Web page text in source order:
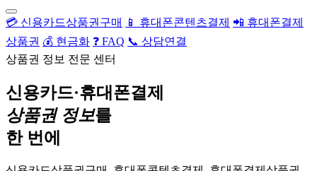
💳 신용카드상품권구매 📱 휴대폰콘텐츠결제 📲 휴대폰결제
상품권 💰 현금화 ❓ FAQ 📞 상담연결
상품권 정보 전문 센터
신용카드·휴대폰결제
상품권 정보를
한 번에